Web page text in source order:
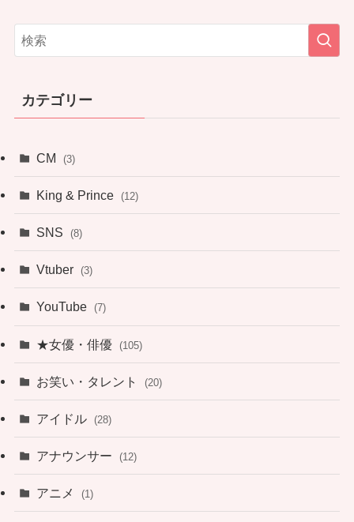
カテゴリー
CM (3)
King & Prince (12)
SNS (8)
Vtuber (3)
YouTube (7)
★女優・俳優 (105)
お笑い・タレント (20)
アイドル (28)
アナウンサー (12)
アニメ (1)